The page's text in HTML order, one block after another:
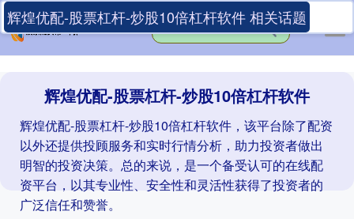
辉煌优配-股票杠杆-炒股10倍杠杆软件
辉煌优配-股票杠杆-炒股10倍杠杆软件，该平台除了配资
以外还提供投顾服务和实时行情分析，助力投资者做出
明智的投资决策。总的来说，是一个备受认可的在线配
资平台，以其专业性、安全性和灵活性获得了投资者的
广泛信任和赞誉。
辉煌优配-股票杠杆-炒股10倍杠杆软件 相关话题